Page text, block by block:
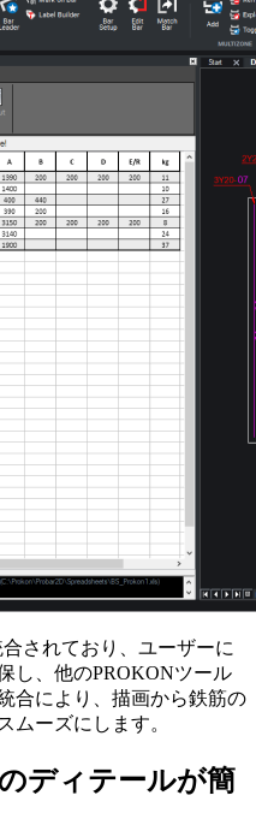
されており、ユーザーに
し、他のPROKONツール
合により、描画から鉄筋の
ムーズにします。
ディテールが簡